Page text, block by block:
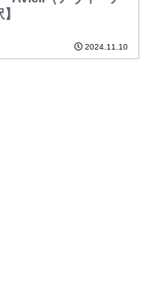
2024.11.10